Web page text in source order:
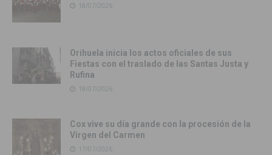
18/07/2026
Orihuela inicia los actos oficiales de sus
Fiestas con el traslado de las Santas Justa y
Rufina
18/07/2026
Cox vive su día grande con la procesión de la
Virgen del Carmen
17/07/2026